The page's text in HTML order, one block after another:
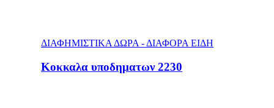
ΔΙΑΦΗΜΙΣΤΙΚΑ ΔΩΡΑ - ΔΙΑΦΟΡΑ ΕΙΔΗ
Κοκκαλα υποδηματων 2230